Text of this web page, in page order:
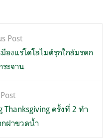
Post
งแร่โดโลไมต์รุกใกล้มรดก
ระจาน
Thanksgiving ครั้งที่ 2 ทำ
ฝาขวดน้ำ